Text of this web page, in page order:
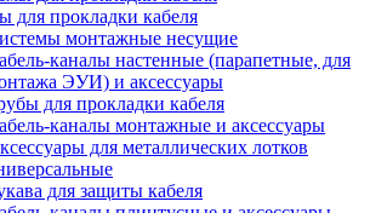
для прокладки кабеля
монтажные несущие
каналы настенные (парапетные, для
ЭУИ) и аксессуары
для прокладки кабеля
каналы монтажные и аксессуары
для металлических лотков
для защиты кабеля